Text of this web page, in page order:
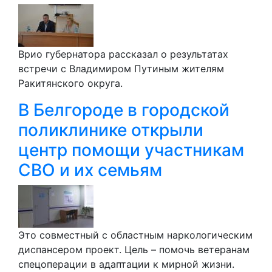
Врио губернатора рассказал о результатах
встречи с Владимиром Путиным жителям
Ракитянского округа.
В Белгороде в городской
поликлинике открыли
центр помощи участникам
СВО и их семьям
Это совместный с областным наркологическим
диспансером проект. Цель – помочь ветеранам
спецоперации в адаптации к мирной жизни.